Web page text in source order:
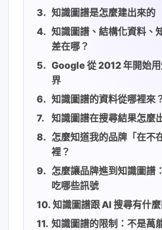
知識圖譜是怎麼建出來的
知識圖譜、結構化資料、
差在哪？
Google 從 2012 年開始
界
知識圖譜的資料從哪裡來
知識圖譜在搜尋結果怎麼
怎麼知道我的品牌「在不
裡？
怎麼讓品牌進到知識圖譜
吃哪些訊號
知識圖譜跟 AI 搜尋有什
知識圖譜的限制：不是萬